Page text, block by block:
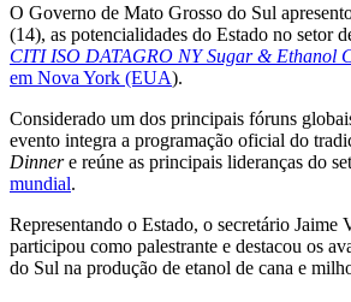
O Governo de Mato Grosso do Sul
(14), as potencialidades do Estado no setor
CITI ISO DATAGRO NY Sugar & Ethanol
em Nova York (EUA).
Considerado um dos principais fóruns
evento integra a programação oficial do
Dinnere reúne as principais lideranças do
mundial.
Representando o Estado, o secretário Jaime
participou como palestrante e destacou os
do Sul na produção de etanol de cana e